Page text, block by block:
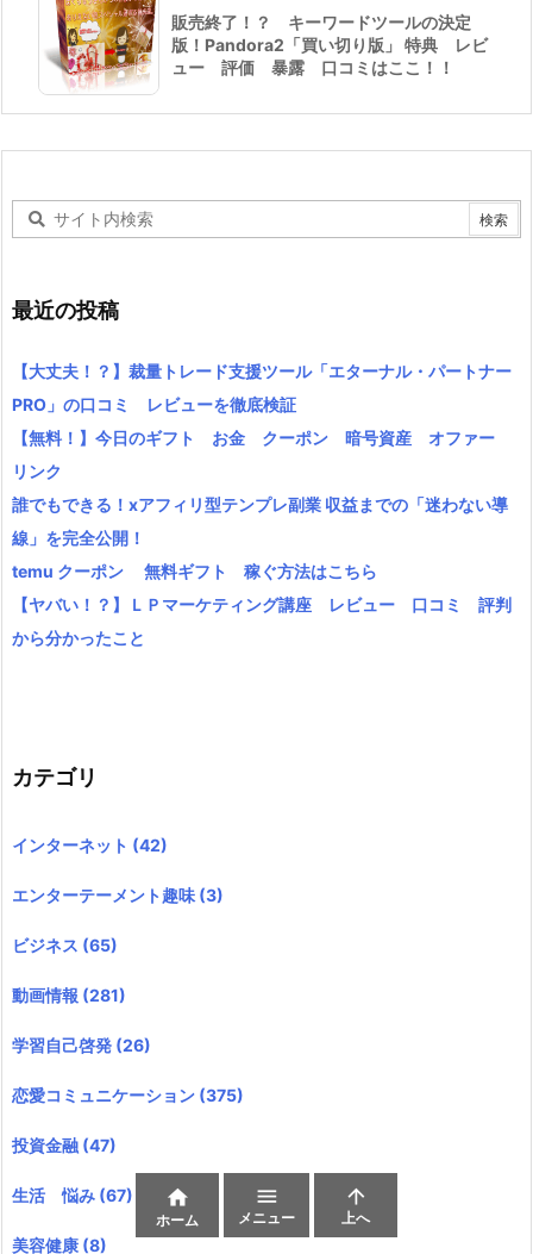
販売終了！？ キーワードツールの決定
版！Pandora2「買い切り版」 特典 レビ
ュー 評価 暴露 口コミはここ！！
最近の投稿
【大丈夫！？】裁量トレード支援ツール「エターナル・パートナー
PRO」の口コミ レビューを徹底検証
【無料！】今日のギフト お金 クーポン 暗号資産 オファー
リンク
誰でもできる！xアフィリ型テンプレ副業 収益までの「迷わない導
線」を完全公開！
temu クーポン 無料ギフト 稼ぐ方法はこちら
【ヤバい！？】ＬＰマーケティング講座 レビュー 口コミ 評判
から分かったこと
カテゴリ
インターネット (42)
エンターテーメント趣味 (3)
ビジネス (65)
動画情報 (281)
学習自己啓発 (26)
恋愛コミュニケーション (375)
投資金融 (47)
生活 悩み (67)
美容健康 (8)

ホーム

メニュー

上へ